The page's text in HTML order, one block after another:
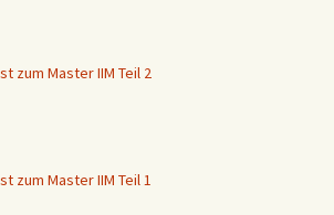
zum Master IIM Teil 2
zum Master IIM Teil 1